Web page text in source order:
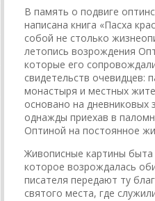
В память о подвиге
написана книга «Пасха
собой не столько
летопись возрождения
которые его
свидетельств очевидцев:
монастыря и местных
основано на дневниковых
однажды приехав в
Оптиной на постоянное
Живописные картины
которое возрождалась
писателя передают ту
святого места, где